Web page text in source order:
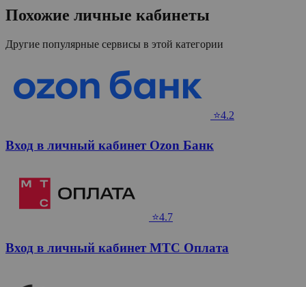
Похожие личные кабинеты
Другие популярные сервисы в этой категории
⭐4.2
Вход в личный кабинет Ozon Банк
⭐4.7
Вход в личный кабинет МТС Оплата